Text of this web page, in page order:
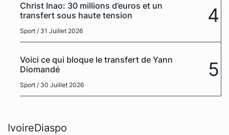
Christ Inao: 30 millions d’euros et un
transfert sous haute tension
Sport / 31 Juillet 2026
4
Voici ce qui bloque le transfert de Yann
Diomandé
Sport / 30 Juillet 2026
5
IvoireDiaspo